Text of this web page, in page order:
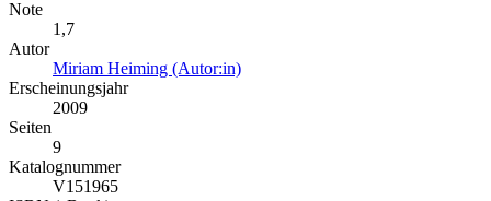
Note
1,7
Autor
Miriam Heiming (Autor:in)
Erscheinungsjahr
2009
Seiten
9
Katalognummer
V151965